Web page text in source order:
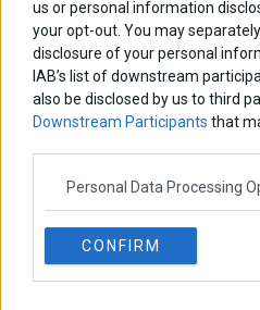
us or personal information
your opt-out. You may
disclosure of your personal
IAB’s list of downstream
also be disclosed by us to third
Downstream Participants that
Personal Data Processing
CONFIRM
Δημήτρης
Από την αποθέωση στην
ψάχνει τον επόμενο
Νικόλαος Φουρτζής
MIT Sloan: Οι AI-driven
μοντέλο
Θανάσης Κρητικός